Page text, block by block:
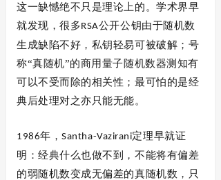
这一缺憾绝不只是理论上的。学术界早
就发现，很多 RSA公开公钥由于随机数
生成缺陷不好，私钥轻易可被破解；号
称“真随机”的商用量子随机数器测知有
可以不受而除的相关性；最可怕的是经
典后处理对之亦只能无能。
1986年，Santha-Vazirani定理早就证
明：经典什么也做不到，不能将有偏差
的弱随机数变成无偏差的真随机数，只